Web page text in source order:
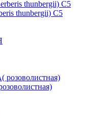
thunbergii) С5